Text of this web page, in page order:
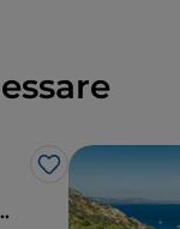
Like